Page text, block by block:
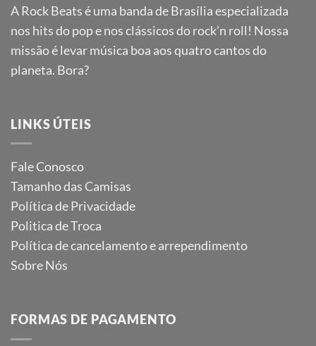
A Rock Beats é uma banda de Brasília especializada
nos hits do pop e nos clássicos do rock’n roll! Nossa
missão é levar música boa aos quatro cantos do
planeta. Bora?
LINKS ÚTEIS
Fale Conosco
Tamanho das Camisas
Política de Privacidade
Politica de Troca
Política de cancelamento e arrependimento
Sobre Nós
FORMAS DE PAGAMENTO